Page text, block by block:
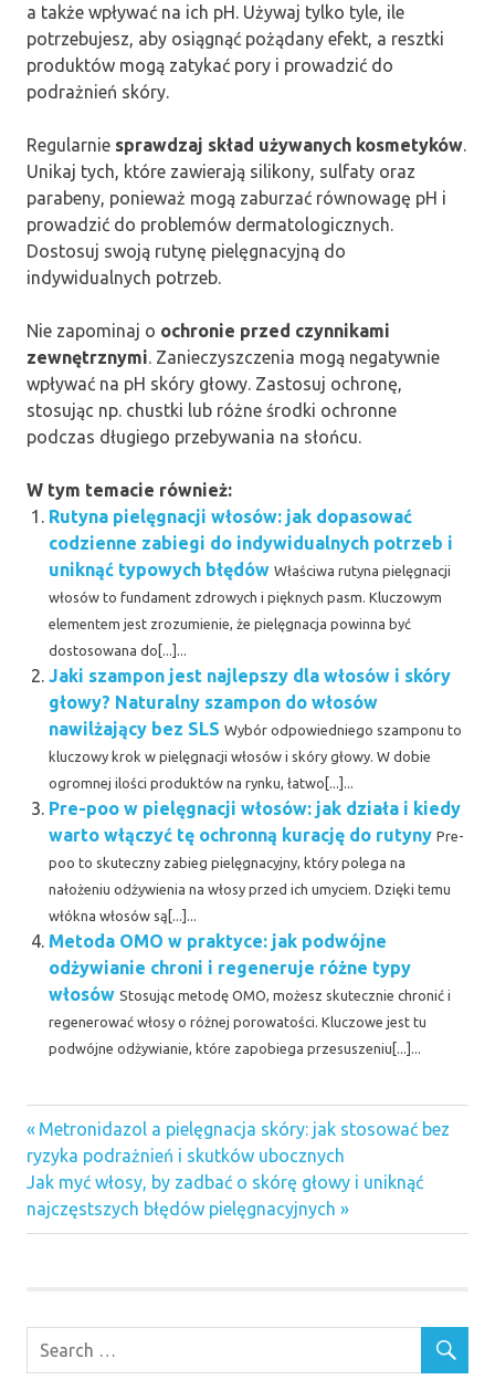
a także wpływać na ich pH. Używaj tylko tyle, ile
potrzebujesz, aby osiągnąć pożądany efekt, a resztki
produktów mogą zatykać pory i prowadzić do
podrażnień skóry.
Regularnie sprawdzaj skład używanych kosmetyków
Unikaj tych, które zawierają silikony, sulfaty oraz
parabeny, ponieważ mogą zaburzać równowagę pH i
prowadzić do problemów dermatologicznych.
Dostosuj swoją rutynę pielęgnacyjną do
indywidualnych potrzeb.
Nie zapominaj o ochronie przed czynnikami
zewnętrznymi . Zanieczyszczenia mogą negatywnie
wpływać na pH skóry głowy. Zastosuj ochronę,
stosując np. chustki lub różne środki ochronne
podczas długiego przebywania na słońcu.
W tym temacie również:
Rutyna pielęgnacji włosów: jak dopasować
codzienne zabiegi do indywidualnych potrzeb i
uniknąć typowych błędów Właściwa rutyna pielęgnacji
włosów to fundament zdrowych i pięknych pasm. Kluczowym
elementem jest zrozumienie, że pielęgnacja powinna być
dostosowana do[...]...
Jaki szampon jest najlepszy dla włosów i skóry
głowy? Naturalny szampon do włosów
nawilżający bez SLS Wybór odpowiedniego szamponu to
kluczowy krok w pielęgnacji włosów i skóry głowy. W dobie
ogromnej ilości produktów na rynku, łatwo[...]...
Pre-poo w pielęgnacji włosów: jak działa i kiedy
warto włączyć tę ochronną kurację do rutyny Pre-
poo to skuteczny zabieg pielęgnacyjny, który polega na
nałożeniu odżywienia na włosy przed ich umyciem. Dzięki temu
włókna włosów są[...]...
Metoda OMO w praktyce: jak podwójne
odżywianie chroni i regeneruje różne typy
włosów Stosując metodę OMO, możesz skutecznie chronić i
regenerować włosy o różnej porowatości. Kluczowe jest tu
podwójne odżywianie, które zapobiega przesuszeniu[...]...
Nawigacja
wpisu
Previous
Post:
Metronidazol a pielęgnacja skóry: jak stosować bez
ryzyka podrażnień i skutków ubocznych
Next
Post:
Jak myć włosy, by zadbać o skórę głowy i uniknąć
najczęstszych błędów pielęgnacyjnych